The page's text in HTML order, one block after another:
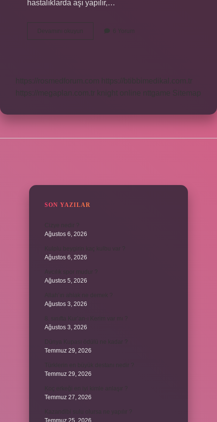
hastalıklarda aşı yapılır,…
Devamını okuyun
Reddi
6 Yorum
https://rosmedforum.com
https://btibbimedikal.com.tr
https://megaplan.com.tr
knight online nttgame Sitemap
SON YAZILAR
Ağustos 6, 2026
Ağustos 6, 2026
Ağustos 5, 2026
Ağustos 3, 2026
Ağustos 3, 2026
Temmuz 29, 2026
Temmuz 29, 2026
Temmuz 27, 2026
Temmuz 25, 2026